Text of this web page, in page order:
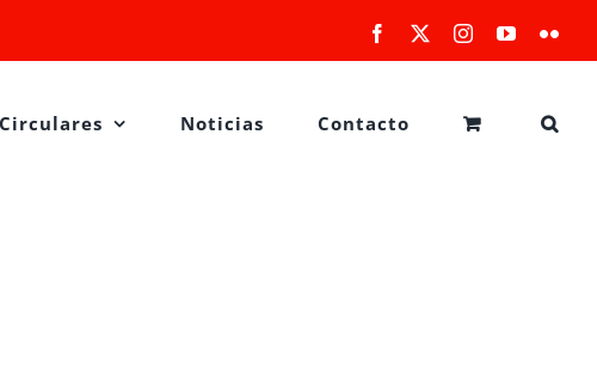
Facebook InstagramYouTube
Circulares Noticias Contacto